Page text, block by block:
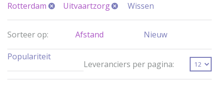
Rotterdam Uitvaartzorg Wissen
Sorteer op: Afstand Nieuw
Populariteit
Leveranciers per pagina: